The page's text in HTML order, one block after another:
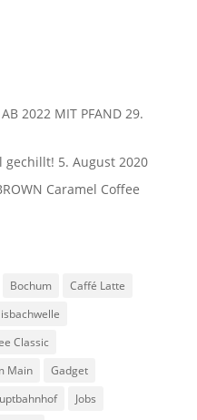
2022 MIT PFAND 29.
gechillt! 5. August 2020
Caramel Coffee
Bochum
Caffé Latte
Classic
Main
Gadget
Jobs